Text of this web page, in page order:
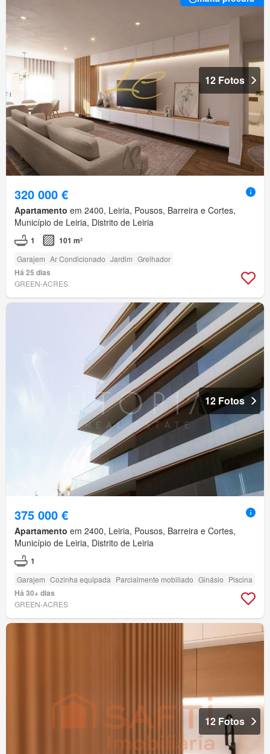
12 Fotos
320 000 €
Apartamento em 2400, Leiria, Pousos, Barreira e Cortes,
Município de Leiria, Distrito de Leiria
1 101 m²
Garajem Ar Condicionado Jardim Grelhador
Há 25 dias
GREEN-ACRES
12 Fotos
375 000 €
Apartamento em 2400, Leiria, Pousos, Barreira e Cortes,
Município de Leiria, Distrito de Leiria
1
Garajem Cozinha equipada Parcialmente mobiliado Ginásio Piscina
Há 30+ dias
GREEN-ACRES
12 Fotos